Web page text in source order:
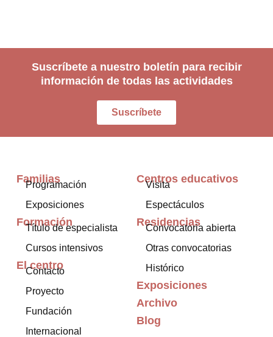
Suscríbete a nuestro boletín para recibir
información de todas las actividades
Suscríbete
Familias
Programación
Exposiciones
Formación
Título de especialista
Cursos intensivos
El centro
Contacto
Proyecto
Fundación
Internacional
Centros educativos
Visita
Espectáculos
Residencias
Convocatoria abierta
Otras convocatorias
Histórico
Exposiciones
Archivo
Blog